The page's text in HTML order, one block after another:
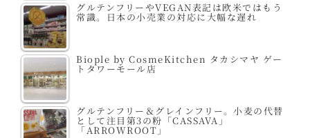
グルテンフリーやVEGAN表記は欧米ではもう
常識。日本の小売業の対応に大幅な遅れ
Biople by CosmeKitchen タカシマヤ ゲー
トタワーモール店
グルテンフリー＆グレインフリー。小麦の代替
として注目第3の粉「CASSAVA」
「ARROWROOT」